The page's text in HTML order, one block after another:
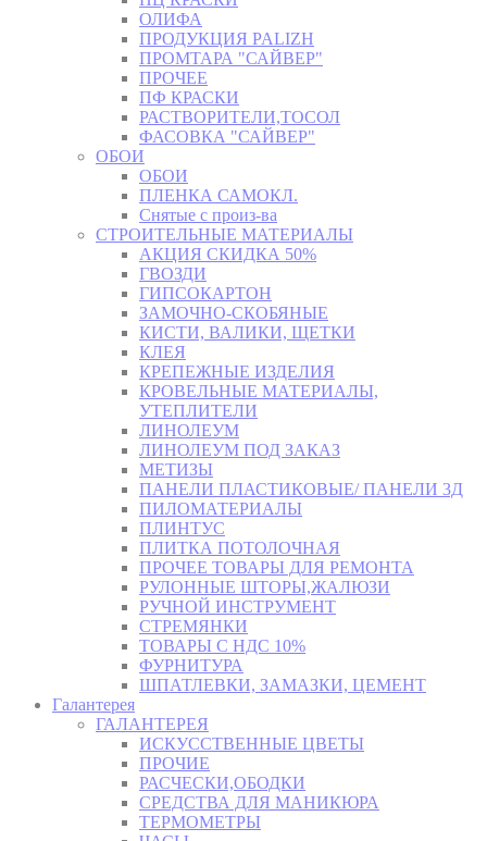
ОЛИФА
ПРОДУКЦИЯ PALIZH
ПРОМТАРА "САЙВЕР"
ПРОЧЕЕ
ПФ КРАСКИ
РАСТВОРИТЕЛИ,ТОСОЛ
ФАСОВКА "САЙВЕР"
ОБОИ
ОБОИ
ПЛЕНКА САМОКЛ.
Снятые с произ-ва
СТРОИТЕЛЬНЫЕ МАТЕРИАЛЫ
АКЦИЯ СКИДКА 50%
ГВОЗДИ
ГИПСОКАРТОН
ЗАМОЧНО-СКОБЯНЫЕ
КИСТИ, ВАЛИКИ, ЩЕТКИ
КЛЕЯ
КРЕПЕЖНЫЕ ИЗДЕЛИЯ
КРОВЕЛЬНЫЕ МАТЕРИАЛЫ,
УТЕПЛИТЕЛИ
ЛИНОЛЕУМ
ЛИНОЛЕУМ ПОД ЗАКАЗ
МЕТИЗЫ
ПАНЕЛИ ПЛАСТИКОВЫЕ/ ПАНЕЛИ 3Д
ПИЛОМАТЕРИАЛЫ
ПЛИНТУС
ПЛИТКА ПОТОЛОЧНАЯ
ПРОЧЕЕ ТОВАРЫ ДЛЯ РЕМОНТА
РУЛОННЫЕ ШТОРЫ,ЖАЛЮЗИ
РУЧНОЙ ИНСТРУМЕНТ
СТРЕМЯНКИ
ТОВАРЫ С НДС 10%
ФУРНИТУРА
ШПАТЛЕВКИ, ЗАМАЗКИ, ЦЕМЕНТ
Галантерея
ГАЛАНТЕРЕЯ
ИСКУССТВЕННЫЕ ЦВЕТЫ
ПРОЧИЕ
РАСЧЕСКИ,ОБОДКИ
СРЕДСТВА ДЛЯ МАНИКЮРА
ТЕРМОМЕТРЫ